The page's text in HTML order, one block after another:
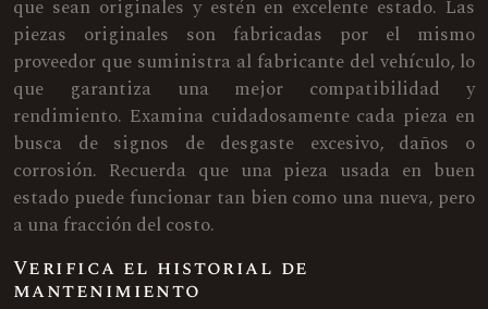
que sean originales y estén en excelente estado. Las
piezas originales son fabricadas por el mismo
proveedor que suministra al fabricante del vehículo, lo
que garantiza una mejor compatibilidad y
rendimiento. Examina cuidadosamente cada pieza en
busca de signos de desgaste excesivo, daños o
corrosión. Recuerda que una pieza usada en buen
estado puede funcionar tan bien como una nueva, pero
a una fracción del costo.
Verifica el historial de
mantenimiento